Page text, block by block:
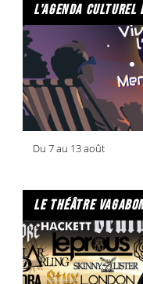
l'agenda culturel
Du 7 au 13 août
le théâtre